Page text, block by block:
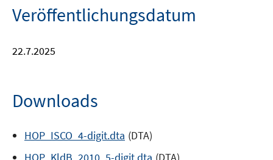
Veröffentlichungsdatum
22.7.2025
Downloads
HOP_ISCO_4-digit.dta (DTA)